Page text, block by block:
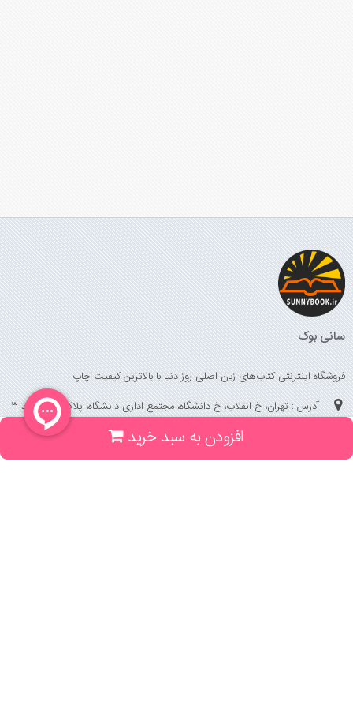
افزودن به سبد خرید
سانی بوک
فروشگاه اینترنتی کتاب‌های زبان اصلی روز دنیا با بالاترین کیفیت چاپ
آدرس : تهران، خ انقلاب، خ دانشگاه، مجتمع اداری دانشگاه، پلاک 158 واحد 3
(جهت خرید حضوری، تلفنی ، پیگیری سفارشات سایت با شماره تلفن 02166175070
تماس حاصل فرمایید)